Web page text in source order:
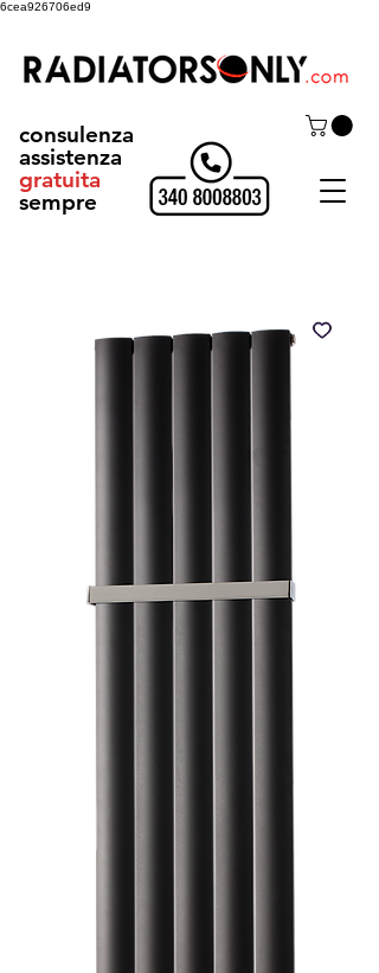
6cea926706ed9
consulenza
assistenza
gratuita
sempre